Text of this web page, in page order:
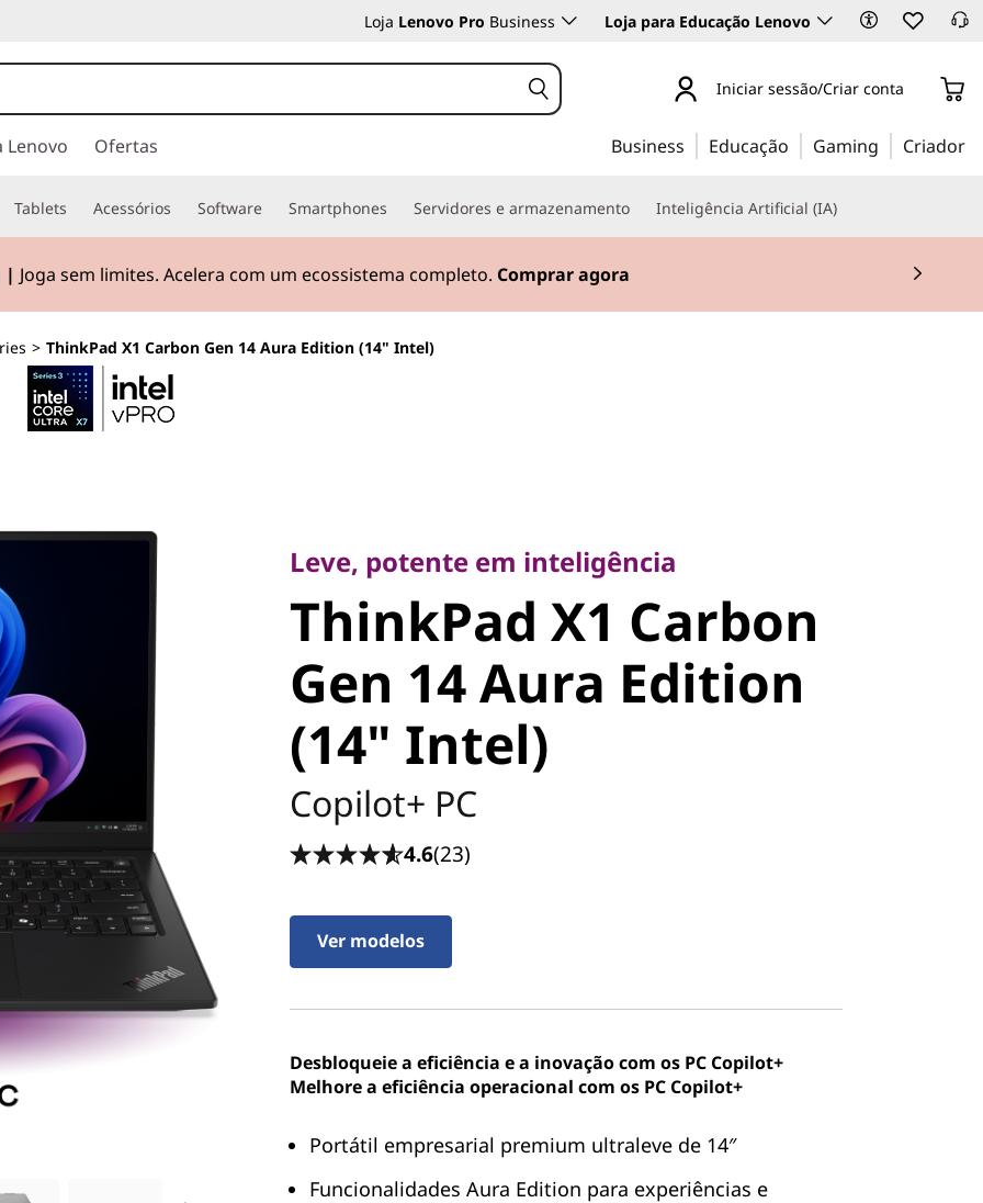
Loja Lenovo Pro Business Loja para Educação Lenovo
Iniciar sessão/Criar conta
Lenovo Ofertas Business Educação Gaming Criador
Tablets Acessórios Software Smartphones Servidores e armazenamento Inteligência Artificial (IA)
| Joga sem limites. Acelera com um ecossistema completo. Comprar agora
> ThinkPad X1 Carbon Gen 14 Aura Edition (14" Intel)
ThinkPad X1
Carbon Gen 14 Aura
Edition (14" Intel)
Leve, potente em inteligência
ThinkPad X1 Carbon
Gen 14 Aura Edition
(14" Intel)
Copilot+ PC
4.6(23)
Ver modelos
Desbloqueie a eficiência e a inovação com os PC Copilot+
Melhore a eficiência operacional com os PC Copilot+
Portátil empresarial premium ultraleve de 14″
Funcionalidades Aura Edition para experiências e